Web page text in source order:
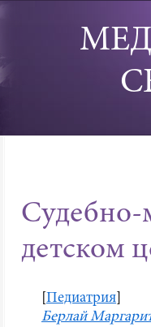
Судебно-
детском
Педиатрия
Берлай